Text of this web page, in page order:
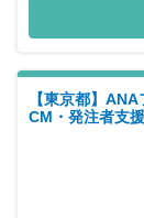
【東京都】
CM・発注者支援